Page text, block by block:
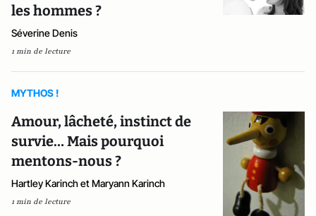
les hommes ?
Séverine Denis
1 min de lecture
MYTHOS !
Amour, lâcheté, instinct de
survie… Mais pourquoi
mentons-nous ?
Hartley Karinch et Maryann Karinch
1 min de lecture